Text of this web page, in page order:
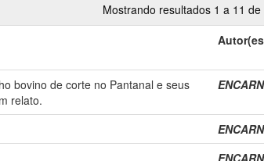
Mostrando resultados 1 a 11 de
bovino de corte no Pantanal e seus
relato.